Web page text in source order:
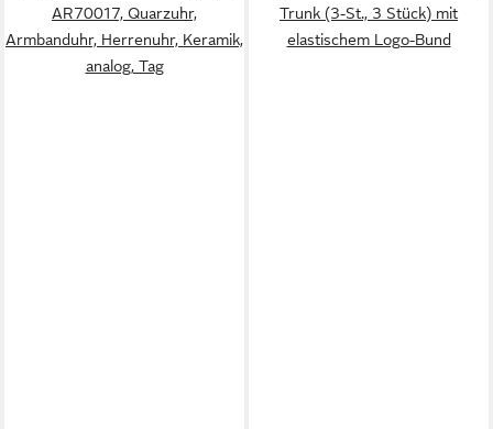
AR70017, Quarzuhr,
Armbanduhr, Herrenuhr, Keramik,
analog, Tag
Trunk (3-St., 3 Stück) mit
elastischem Logo-Bund